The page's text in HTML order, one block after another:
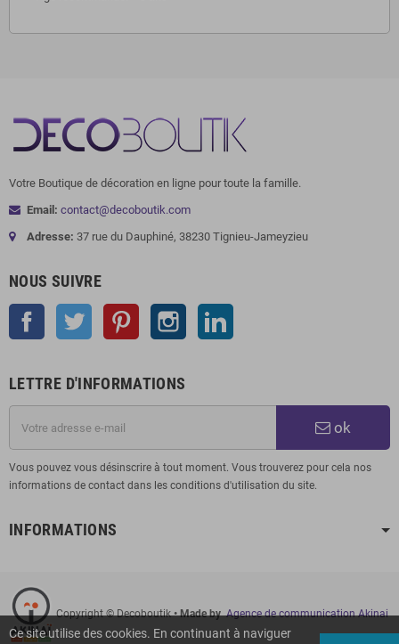
Votre Boutique de décoration en ligne pour toute la famille.
Email: contact@decoboutik.com
Adresse: 37 rue du Dauphiné, 38230 Tignieu-Jameyzieu
NOUS SUIVRE
Facebook Twitter Pinterest Instagram
LETTRE D'INFORMATIONS
ok
Vous pouvez vous désinscrire à tout moment. Vous trouverez pour cela nos
informations de contact dans les conditions d'utilisation du site.
INFORMATIONS
Copyright © Decoboutik• Made by Agence de communication Akinai
Ce site utilise des cookies. En continuant à naviguer